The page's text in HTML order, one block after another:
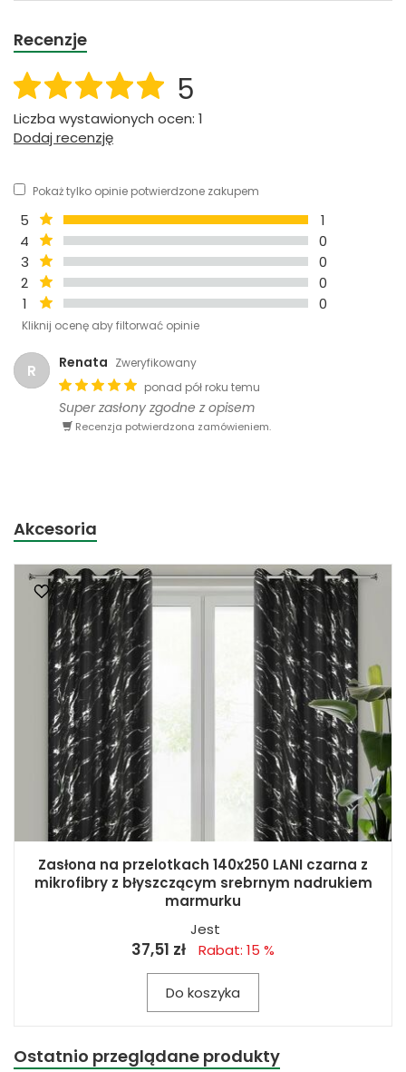
Recenzje
5
Liczba wystawionych ocen: 1
Dodaj recenzję
Pokaż tylko opinie potwierdzone zakupem
5
1
4
0
3
0
2
0
1
0
Kliknij ocenę aby filtorwać opinie
R Renata Zweryfikowany
ponad pół roku temu
Super zasłony zgodne z opisem
Recenzja potwierdzona zamówieniem.
Akcesoria
Zasłona na przelotkach 140x250 LANI czarna z
mikrofibry z błyszczącym srebrnym nadrukiem
marmurku
Jest
37,51 zł Rabat: 15 %
Do koszyka
Ostatnio przeglądane produkty